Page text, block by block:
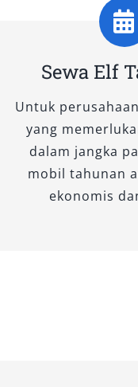
Sewa Elf
Untuk
yang
dalam jangka
mobil tahunan
ekonomis